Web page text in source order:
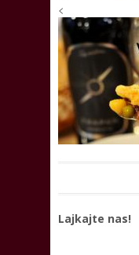
<
Lajkajte nas!